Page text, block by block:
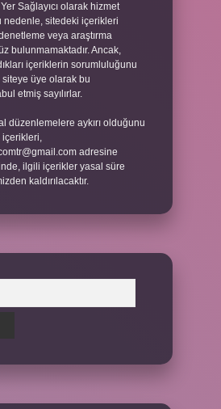
Sağlayıcı olarak hizmet
nedenle, sitedeki içerikleri
veya araştırma
bulunmamaktadır. Ancak,
içeriklerin sorumluluğunu
siteye üye olarak bu
etmiş sayılırlar.
düzenlemelere aykırı olduğunu
adresine
ilgili içerikler yasal süre
kaldırılacaktır.